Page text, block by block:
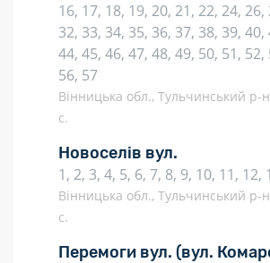
16, 17, 18, 19, 20, 21, 22, 24, 26,
32, 33, 34, 35, 36, 37, 38, 39, 40,
44, 45, 46, 47, 48, 49, 50, 51, 52,
56, 57
Вінницька обл., Тульчинський р-
с.
Новоселів вул.
1, 2, 3, 4, 5, 6, 7, 8, 9, 10, 11, 12,
Вінницька обл., Тульчинський р-
с.
Перемоги вул. (вул.